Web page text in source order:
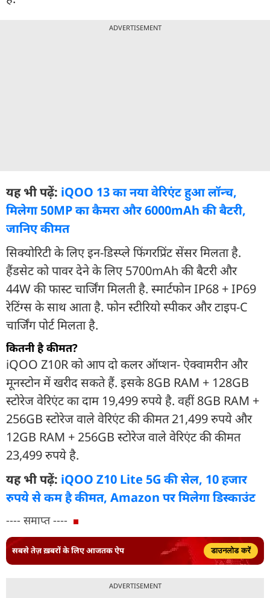
ADVERTISEMENT
यह भी पढ़ें: iQOO 13 का नया वेरिएंट हुआ लॉन्च,
मिलेगा 50MP का कैमरा और 6000mAh की बैटरी,
जानिए कीमत
सिक्योरिटी के लिए इन-डिस्प्ले फिंगरप्रिंट सेंसर मिलता है.
हैंडसेट को पावर देने के लिए 5700mAh की बैटरी और
44W की फास्ट चार्जिंग मिलती है. स्मार्टफोन IP68 + IP69
रेटिंग्स के साथ आता है. फोन स्टीरियो स्पीकर और टाइप-C
चार्जिंग पोर्ट मिलता है.
कितनी है कीमत?
iQOO Z10R को आप दो कलर ऑप्शन- ऐक्वामरीन और
मूनस्टोन में खरीद सकते हैं. इसके 8GB RAM + 128GB
स्टोरेज वेरिएंट का दाम 19,499 रुपये है. वहीं 8GB RAM +
256GB स्टोरेज वाले वेरिएंट की कीमत 21,499 रुपये और
12GB RAM + 256GB स्टोरेज वाले वेरिएंट की कीमत
23,499 रुपये है.
यह भी पढ़ें: iQOO Z10 Lite 5G की सेल, 10 हजार
रुपये से कम है कीमत, Amazon पर मिलेगा डिस्काउंट
---- समाप्त ----
सबसे तेज़ ख़बरों के लिए आजतक ऐप डाउनलोड करें
ADVERTISEMENT